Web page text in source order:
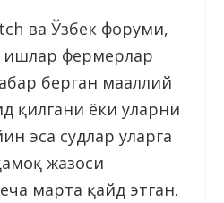
ва Ўзбек форуми,
ишлар фермерлар
берган маҳаллий
қилгани ёки уларни
эса судлар уларга
жазоси
марта қайд этган.